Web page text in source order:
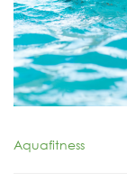
Aquafitness